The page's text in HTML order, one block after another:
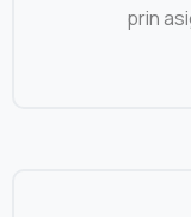
prin